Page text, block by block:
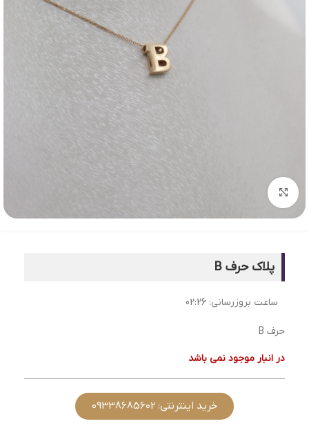
بزرگنمایی تصویر
پلاک حرف B
ساعت بروزرسانی: 02:26
حرف B
در انبار موجود نمی باشد
خرید اینترنتی: 09338685602